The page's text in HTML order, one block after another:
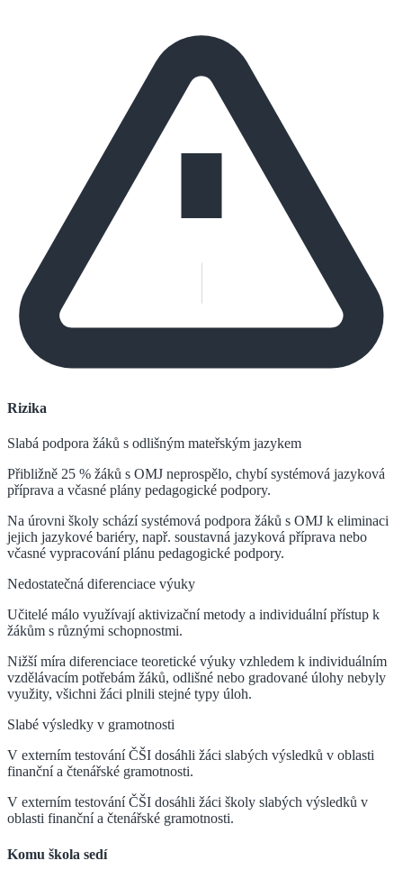
Rizika
Slabá podpora žáků s odlišným mateřským jazykem
Přibližně 25 % žáků s OMJ neprospělo, chybí systémová jazyková
příprava a včasné plány pedagogické podpory.
Na úrovni školy schází systémová podpora žáků s OMJ k eliminaci
jejich jazykové bariéry, např. soustavná jazyková příprava nebo
včasné vypracování plánu pedagogické podpory.
Nedostatečná diferenciace výuky
Učitelé málo využívají aktivizační metody a individuální přístup k
žákům s různými schopnostmi.
Nižší míra diferenciace teoretické výuky vzhledem k individuálním
vzdělávacím potřebám žáků, odlišné nebo gradované úlohy nebyly
využity, všichni žáci plnili stejné typy úloh.
Slabé výsledky v gramotnosti
V externím testování ČŠI dosáhli žáci slabých výsledků v oblasti
finanční a čtenářské gramotnosti.
V externím testování ČŠI dosáhli žáci školy slabých výsledků v
oblasti finanční a čtenářské gramotnosti.
Komu škola sedí